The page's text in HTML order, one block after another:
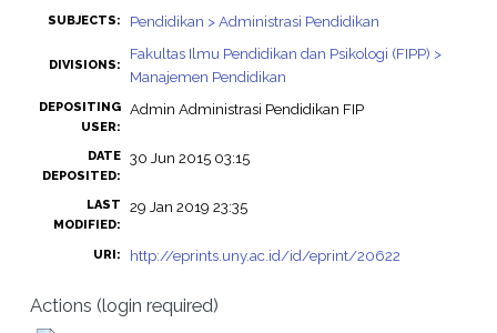
SUBJECTS: Pendidikan > Administrasi Pendidikan
DIVISIONS:
Fakultas Ilmu Pendidikan dan Psikologi (FIPP) >
Manajemen Pendidikan
DEPOSITING
USER:
Admin Administrasi Pendidikan FIP
DATE
DEPOSITED:
30 Jun 2015 03:15
LAST
MODIFIED:
29 Jan 2019 23:35
URI: http://eprints.uny.ac.id/id/eprint/20622
Actions (login required)